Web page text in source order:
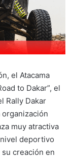
el Atacama
to Dakar”, el
Rally Dakar
muy atractiva
deportivo
creación en